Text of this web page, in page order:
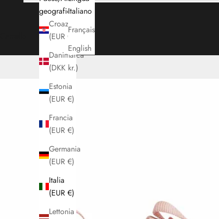
geografica
Croazia
(EUR €)
Danimarca
(DKK kr.)
Estonia
(EUR €)
Francia
(EUR €)
Germania
(EUR €)
Italia
(EUR €)
Lettonia
Italiano
Français
English